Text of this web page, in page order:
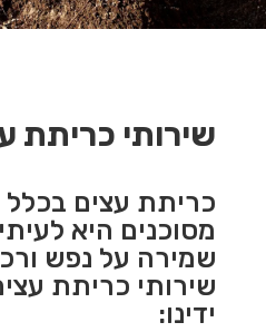
שירותי כריתת
כריתת עצים בכלל
מסוכנים היא
שמירה על נפש
שירותי כריתת
ידינו: